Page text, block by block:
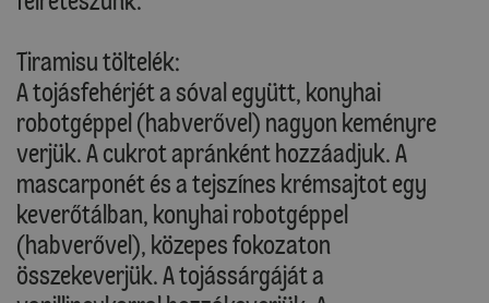
Tiramisu töltelék:
A tojásfehérjét a sóval együtt, konyhai
robotgéppel (habverővel) nagyon keményre
verjük. A cukrot apránként hozzáadjuk. A
mascarponét és a tejszínes krémsajtot egy
keverőtálban, konyhai robotgéppel
(habverővel), közepes fokozaton
összekeverjük. A tojássárgáját a